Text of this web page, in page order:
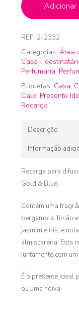
Adicionar
REF: 2-2332
Categorias: Área
Casa -
Perfumaria,
Etiquetas: Casa,
Cale, Presente
Recarga
Descrição
Informação
Recarga para
Gold & Blue.
Contém uma
bergamota, limão
jasmim e íris, e
almiscareira. Esta
juntamente com
É o presente ideal
ou uma noiva.